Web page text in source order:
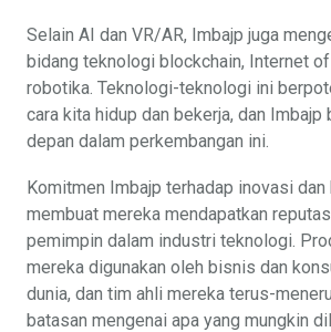
Selain AI dan VR/AR, Imbajp juga
bidang teknologi blockchain, Internet
robotika. Teknologi-teknologi ini
cara kita hidup dan bekerja, dan Imbajp
depan dalam perkembangan ini.
Komitmen Imbajp terhadap inovasi dan
membuat mereka mendapatkan
pemimpin dalam industri teknologi.
mereka digunakan oleh bisnis dan
dunia, dan tim ahli mereka terus-
batasan mengenai apa yang mungkin